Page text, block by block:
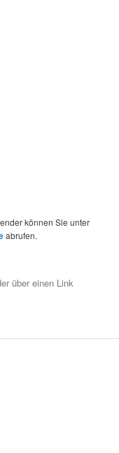
können Sie unter
abrufen.
über einen Link